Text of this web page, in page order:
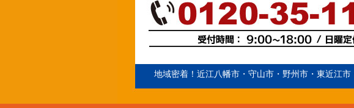
地域密着！ 近江八幡市 ・守山市・野州市・ 東近江市